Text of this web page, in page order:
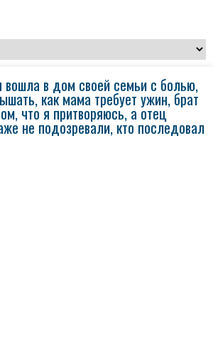
вошла в дом своей семьи с болью,
как мама требует ужин, брат
что я притворяюсь, а отец
не подозревали, кто последовал